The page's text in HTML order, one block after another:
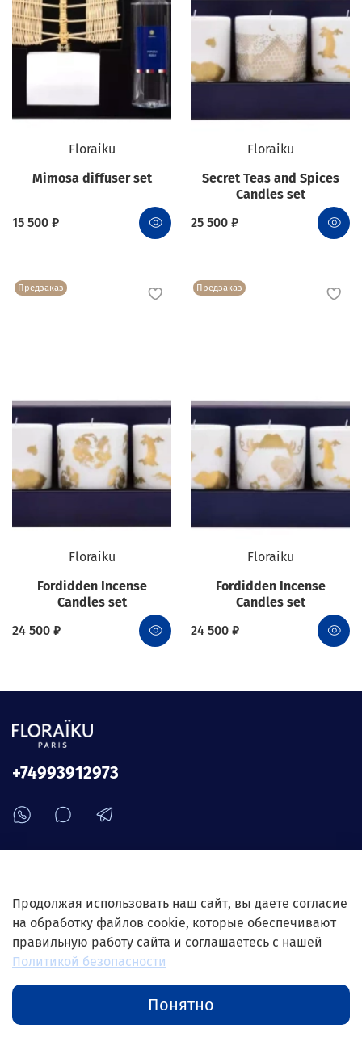
Floraiku
Mimosa diffuser set
15 500 ₽
Floraiku
Secret Teas and Spices
Candles set
25 500 ₽
Предзаказ
Floraiku
Fordidden Incense
Candles set
24 500 ₽
Предзаказ
Floraiku
Fordidden Incense
Candles set
24 500 ₽
Информация для клиентов
+74993912973
Продолжая использовать наш сайт, вы даете согласие
на обработку файлов cookie, которые обеспечивают
правильную работу сайта и соглашаетесь с нашей
Политикой безопасности
Понятно